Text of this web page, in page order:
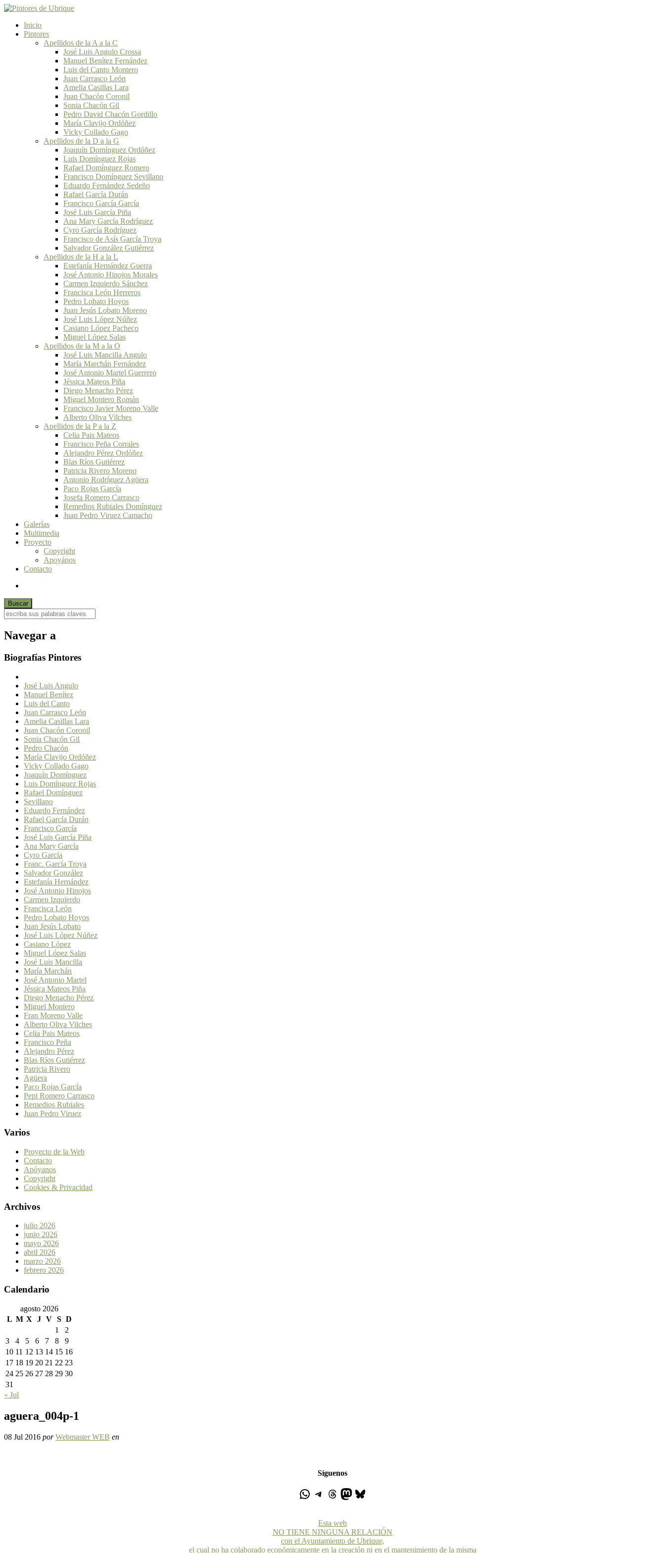
Inicio
Pintores
Apellidos de la A a la C
José Luis Angulo Crossa
Manuel Benítez Fernández
Luis del Canto Montero
Juan Carrasco León
Amelia Casillas Lara
Juan Chacón Coronil
Sonia Chacón Gil
Pedro David Chacón Gordillo
María Clavijo Ordóñez
Vicky Collado Gago
Apellidos de la D a la G
Joaquín Domínguez Ordóñez
Luis Domínguez Rojas
Rafael Domínguez Romero
Francisco Domínguez Sevillano
Eduardo Fernández Sedeño
Rafael García Durán
Francisco García García
José Luis García Piña
Ana Mary García Rodríguez
Cyro García Rodríguez
Francisco de Asís García Troya
Salvador González Gutiérrez
Apellidos de la H a la L
Estefanía Hernández Guerra
José Antonio Hinojos Morales
Carmen Izquierdo Sánchez
Francisca León Herreros
Pedro Lobato Hoyos
Juan Jesús Lobato Moreno
José Luis López Núñez
Casiano López Pacheco
Miguel López Salas
Apellidos de la M a la O
José Luis Mancilla Angulo
María Marchán Fernández
José Antonio Martel Guerrero
Jéssica Mateos Piña
Diego Menacho Pérez
Miguel Montero Román
Francisco Javier Moreno Valle
Alberto Oliva Vilches
Apellidos de la P a la Z
Celia Pais Mateos
Francisco Peña Corrales
Alejandro Pérez Ordóñez
Blas Ríos Gutiérrez
Patricia Rivero Moreno
Antonio Rodríguez Agüera
Paco Rojas García
Josefa Romero Carrasco
Remedios Rubiales Domínguez
Juan Pedro Viruez Camacho
Galerías
Multimedia
Proyecto
Copyright
Apoyános
Contacto
Navegar a
Biografías Pintores
José Luis Angulo
Manuel Benítez
Luis del Canto
Juan Carrasco León
Amelia Casillas Lara
Juan Chacón Coronil
Sonia Chacón Gil
Pedro Chacón
María Clavijo Ordóñez
Vicky Collado Gago
Joaquín Domínguez
Luis Domínguez Rojas
Rafael Domínguez
Sevillano
Eduardo Fernández
Rafael García Durán
Francisco García
José Luis García Piña
Ana Mary García
Cyro García
Franc. García Troya
Salvador González
Estefanía Hernández
José Antonio Hinojos
Carmen Izquierdo
Francisca León
Pedro Lobato Hoyos
Juan Jesús Lobato
José Luis López Núñez
Casiano López
Miguel López Salas
José Luis Mancilla
María Marchán
José Antonio Martel
Jéssica Mateos Piña
Diego Menacho Pérez
Miguel Montero
Fran Moreno Valle
Alberto Oliva Vilches
Celia Pais Mateos
Francisco Peña
Alejandro Pérez
Blas Ríos Gutiérrez
Patricia Rivero
Agüera
Paco Rojas García
Pepi Romero Carrasco
Remedios Rubiales
Juan Pedro Viruez
Varios
Proyecto de la Web
Contacto
Apóyanos
Copyright
Cookies & Privacidad
Archivos
julio 2026
junio 2026
mayo 2026
abril 2026
marzo 2026
febrero 2026
Calendario
agosto 2026
L M X J V S D
1
2
3
4 5 6 7 8
9
10 11 12 13 14 15 16
17 18 19 20 21 22 23
24 25 26 27 28 29 30
31
« Jul
aguera_004p-1
08 Jul 2016 por Webmaster WEB en
Síguenos
Esta web
NO TIENE NINGUNA RELACIÓN
con el Ayuntamiento de Ubrique,
el cual no ha colaborado económicamente en la creación ni en el mantenimiento de la misma